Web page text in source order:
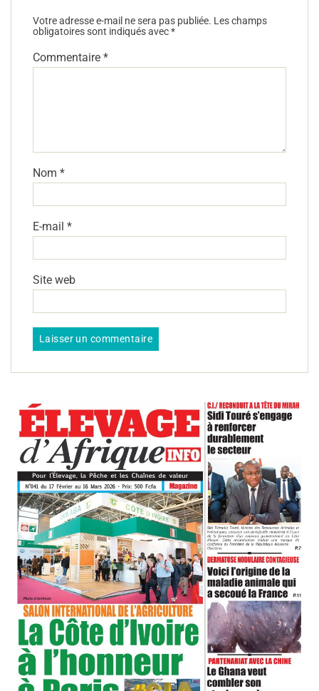
Votre adresse e-mail ne sera pas publiée. Les champs
obligatoires sont indiqués avec*
Commentaire *
Nom *
E-mail *
Site web